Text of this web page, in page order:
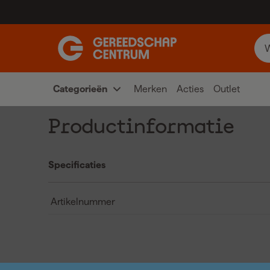
Categorieën Merken Acties Outlet
Productinformatie
Specificaties
Artikelnummer